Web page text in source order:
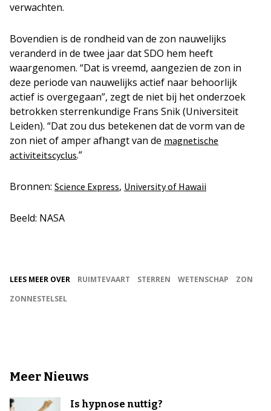
verwachten.
Bovendien is de rondheid van de zon nauwelijks
veranderd in de twee jaar dat SDO hem heeft
waargenomen. “Dat is vreemd, aangezien de zon in
deze periode van nauwelijks actief naar behoorlijk
actief is overgegaan”, zegt de niet bij het onderzoek
betrokken sterrenkundige Frans Snik (Universiteit
Leiden). “Dat zou dus betekenen dat de vorm van de
zon niet of amper afhangt van de magnetische
activiteitscyclus.”
Bronnen: Science Express, University of Hawaii
Beeld: NASA
LEES MEER OVER RUIMTEVAART STERREN WETENSCHAP
ZON
ZONNESTELSEL
Meer Nieuws
Is hypnose nuttig?